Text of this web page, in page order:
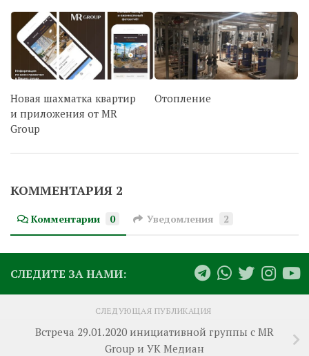
Новая шахматка квартир
и приложения от MR
Group
Отопление
КОММЕНТАРИЯ 2
Комментарии 0 Уведомления 2
СЛЕДИТЕ ЗА НАМИ:
СЛЕДУЮЩАЯ ПУБЛИКАЦИЯ
Встреча 29.01.2020 инициативной группы с MR
Group и УК Медиан